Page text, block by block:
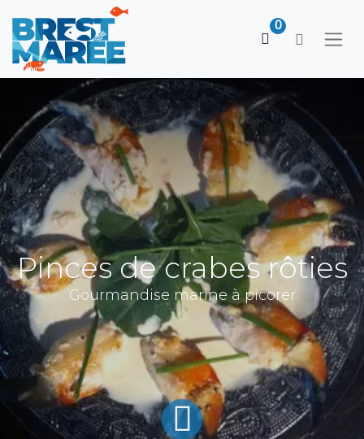
0
Pinces de crabes rôties
Gourmandise marine à picorer